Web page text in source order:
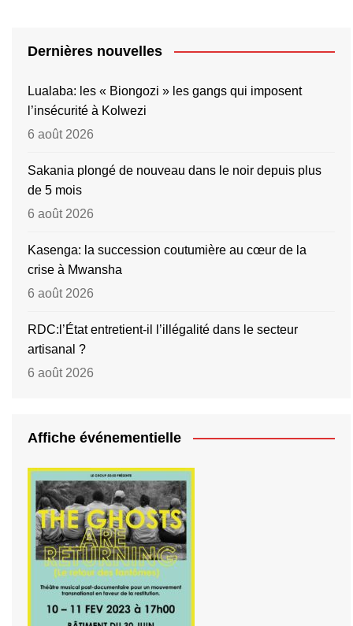
Dernières nouvelles
Lualaba: les « Biongozi » les gangs qui imposent
l’insécurité à Kolwezi
6 août 2026
Sakania plongé de nouveau dans le noir depuis plus
de 5 mois
6 août 2026
Kasenga: la succession coutumière au cœur de la
crise à Mwansha
6 août 2026
RDC:l’État entretient-il l’illégalité dans le secteur
artisanal ?
6 août 2026
Affiche événementielle